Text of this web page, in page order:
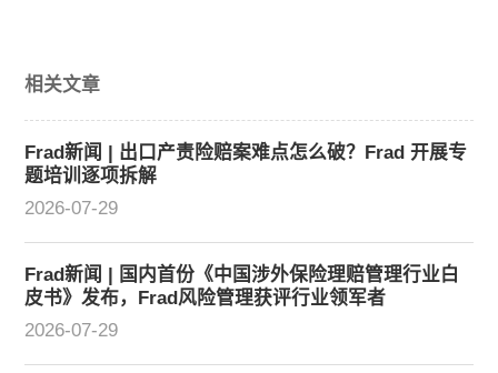
相关文章
Frad新闻 | 出口产责险赔案难点怎么破？Frad 开展专
题培训逐项拆解
2026-07-29
Frad新闻 | 国内首份《中国涉外保险理赔管理行业白
皮书》发布，Frad风险管理获评行业领军者
2026-07-29